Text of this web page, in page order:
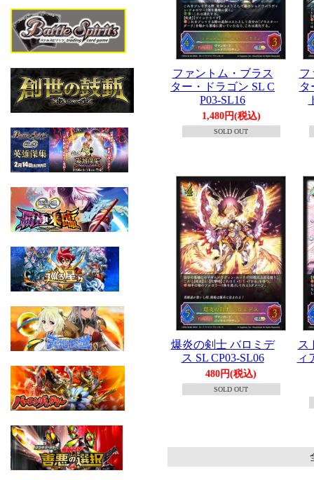
ファントム・ブラス
ター・ドラゴン SL C
P03-SL16
1,480円(税込)
SOLD OUT
フ
タ
爆炎の剣士 バロミデ
ス SL CP03-SL06
480円(税込)
SOLD OUT
ス
ィ